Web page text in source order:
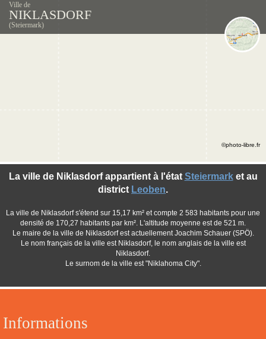
Ville de
NIKLASDORF
(Steiermark)
Informations
La ville de Niklasdorf appartient à l'état Steiermarket au
district Leoben.
La ville de Niklasdorf s'étend sur 15,17 km² et compte 2 583 habitants pour une
densité de 170,27 habitants par km². L'altitude moyenne est de 521 m.
Le maire de la ville de Niklasdorf est actuellement Joachim Schauer (SPÖ).
Le nom français de la ville est Niklasdorf, le nom anglais de la ville est
Niklasdorf.
Le surnom de la ville est "Niklahoma City".
©photo-libre.fr